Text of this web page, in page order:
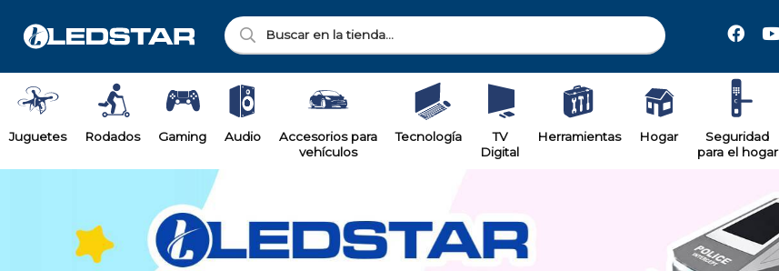
Juguetes Rodados Gaming Audio
Accesorios para
vehículos
Tecnología
TV
Digital
Herramientas Hogar
Seguridad
para el hogar